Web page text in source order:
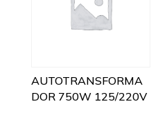
AUTOTRANSFORMA
DOR 750W 125/220V